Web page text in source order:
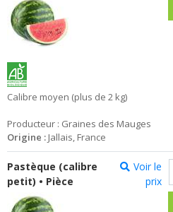
Calibre moyen (plus de 2 kg)
Producteur : Graines des Mauges
Origine : Jallais, France
Pastèque (calibre
petit) • Pièce
Voir le
prix